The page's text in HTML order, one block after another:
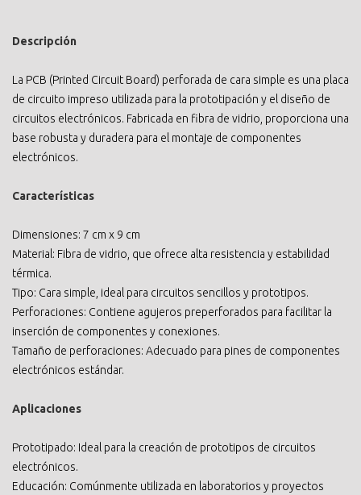
Descripción
La PCB (Printed Circuit Board) perforada de cara simple es una placa
de circuito impreso utilizada para la prototipación y el diseño de
circuitos electrónicos. Fabricada en fibra de vidrio, proporciona una
base robusta y duradera para el montaje de componentes
electrónicos.
Características
Dimensiones: 7 cm x 9 cm
Material: Fibra de vidrio, que ofrece alta resistencia y estabilidad
térmica.
Tipo: Cara simple, ideal para circuitos sencillos y prototipos.
Perforaciones: Contiene agujeros preperforados para facilitar la
inserción de componentes y conexiones.
Tamaño de perforaciones: Adecuado para pines de componentes
electrónicos estándar.
Aplicaciones
Prototipado: Ideal para la creación de prototipos de circuitos
electrónicos.
Educación: Comúnmente utilizada en laboratorios y proyectos